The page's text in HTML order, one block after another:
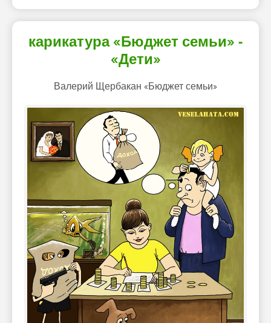
карикатура «Бюджет семьи» -
«Дети»
Валерий Щербакан «Бюджет семьи»